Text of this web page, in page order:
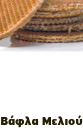
Βάφλα Μελιού